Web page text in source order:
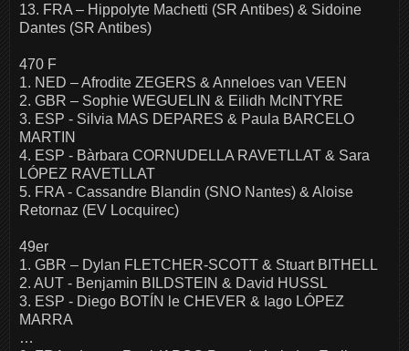
13. FRA – Hippolyte Machetti (SR Antibes) & Sidoine
Dantes (SR Antibes)
470 F
1. NED – Afrodite ZEGERS & Anneloes van VEEN
2. GBR – Sophie WEGUELIN & Eilidh McINTYRE
3. ESP - Silvia MAS DEPARES & Paula BARCELO
MARTIN
4. ESP - Bàrbara CORNUDELLA RAVETLLAT & Sara
LÓPEZ RAVETLLAT
5. FRA - Cassandre Blandin (SNO Nantes) & Aloise
Retornaz (EV Locquirec)
49er
1. GBR – Dylan FLETCHER-SCOTT & Stuart BITHELL
2. AUT - Benjamin BILDSTEIN & David HUSSL
3. ESP - Diego BOTÍN le CHEVER & Iago LÓPEZ
MARRA
…